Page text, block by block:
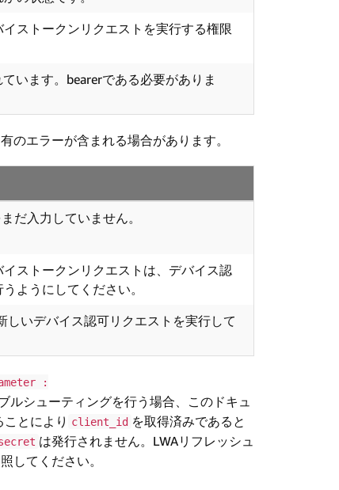
ストークンリクエストを実行する権限
います。bearerである必要がありま
のエラーが含まれる場合があります。
だ入力していません。
ストークンリクエストは、デバイス認
ようにしてください。
しいデバイス認可リクエストを実行して
:
ルシューティングを行う場合、このドキュ
とにより client_id を取得済みであると
は発行されません。LWAリフレッシュ
してください。